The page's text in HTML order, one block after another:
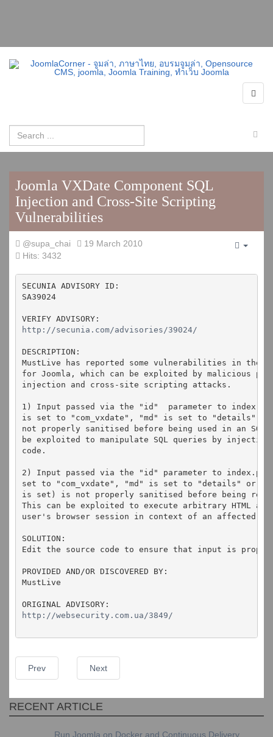
Joomla VXDate Component SQL
Injection and Cross-Site Scripting
Vulnerabilities
@supa_chai
19 March 2010
Hits: 3432
SECUNIA ADVISORY ID:
SA39024
VERIFY ADVISORY:
http://secunia.com/advisories/39024/
DESCRIPTION:
MustLive has reported some vulnerabilities in the
for Joomla, which can be exploited by malicious
injection and cross-site scripting attacks.
1) Input passed via the "id"  parameter to
is set to "com_vxdate", "md" is set to "details",
not properly sanitised before being used in an SQL
be exploited to manipulate SQL queries by
code.
2) Input passed via the "id" parameter to
set to "com_vxdate", "md" is set to "details" or
is set) is not properly sanitised before being
This can be exploited to execute arbitrary HTML
user's browser session in context of an affected
SOLUTION:
Edit the source code to ensure that input is
PROVIDED AND/OR DISCOVERED BY:
MustLive
ORIGINAL ADVISORY:
http://websecurity.com.ua/3849/
Prev Next
RECENT ARTICLE
Run Joomla on Docker and Continuous Delivery